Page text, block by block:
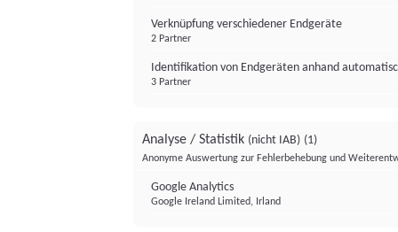
Verknüpfung verschiedener Endgeräte
2 Partner
Identifikation von Endgeräten anhand
3 Partner
Analyse / Statistik (nicht IAB) (1)
Anonyme Auswertung zur Fehlerbehebung und
Google Analytics
Google Ireland Limited, Irland